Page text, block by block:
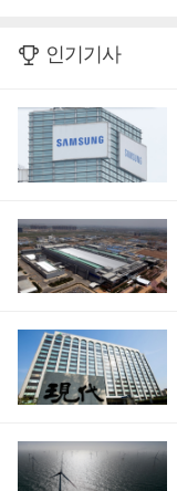
인기기사